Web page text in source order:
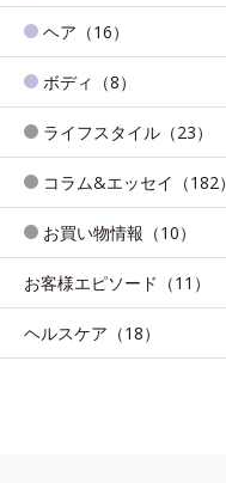
ヘア（16）
ボディ（8）
ライフスタイル（23）
コラム&エッセイ（182）
お買い物情報（10）
お客様エピソード（11）
ヘルスケア（18）